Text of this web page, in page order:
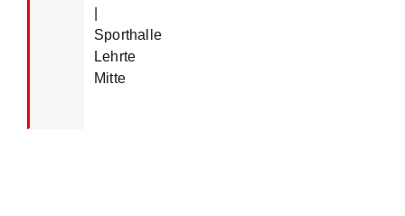
Sporthalle
Lehrte
Mitte